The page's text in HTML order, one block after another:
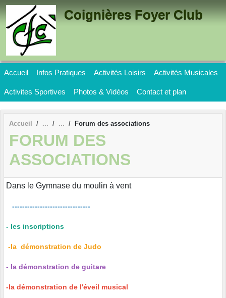
Coignières Foyer Club
Accueil Infos Pratiques Activités Loisirs Activités Musicales
Activites Sportives Photos & Vidéos Contact et plan
Accueil Forum des associations
FORUM DES
ASSOCIATIONS
Dans le Gymnase du moulin à vent
-------------------------------
- les inscriptions
-la démonstration de Judo
- la démonstration de guitare
-la démonstration de l'éveil musical
Panneau de gestion des cookies